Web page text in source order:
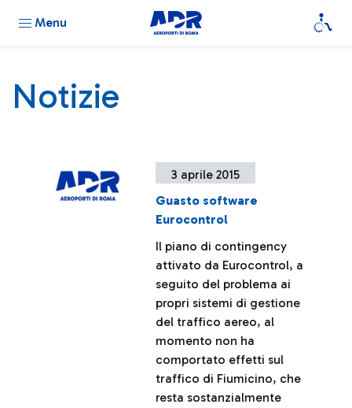
Menu
Notizie
3 aprile 2015
Guasto software
Eurocontrol
Il piano di contingency
attivato da Eurocontrol, a
seguito del problema ai
propri sistemi di gestione
del traffico aereo, al
momento non ha
comportato effetti sul
traffico di Fiumicino, che
resta sostanzialmente